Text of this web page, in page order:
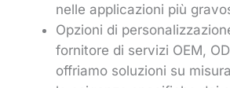
nelle applicazioni più
Opzioni di
fornitore di servizi OEM,
offriamo soluzioni su